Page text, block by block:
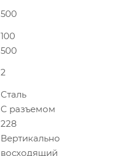
500
100
500
2
Сталь
C разъемом
228
Вертикально
восходящий